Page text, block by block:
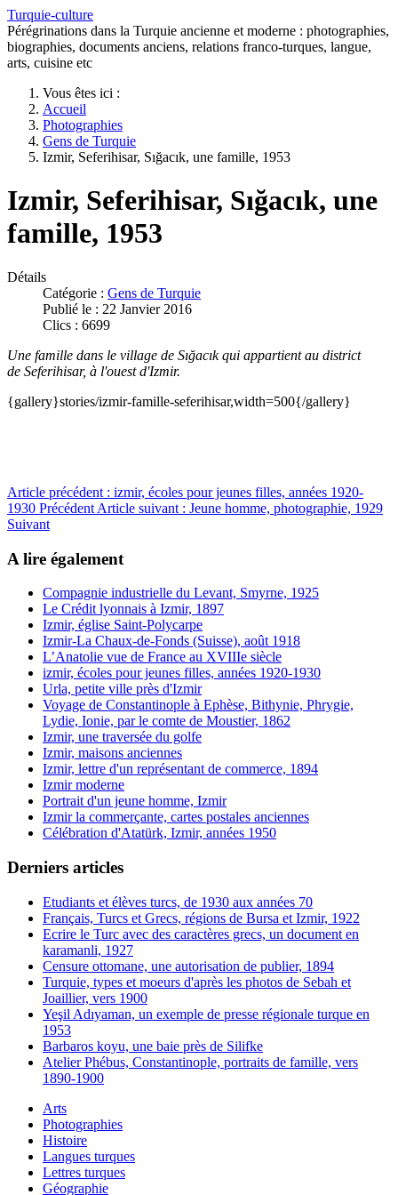
Turquie-culture
Pérégrinations dans la Turquie ancienne et moderne : photographies,
biographies, documents anciens, relations franco-turques, langue,
arts, cuisine etc
Vous êtes ici :
Accueil
Photographies
Gens de Turquie
Izmir, Seferihisar, Sığacık, une famille, 1953
Izmir, Seferihisar, Sığacık, une
famille, 1953
Détails
Catégorie : Gens de Turquie
Publié le : 22 Janvier 2016
Clics : 6699
Une famille dans le village de Sığacık qui appartient au district
de Seferihisar, à l'ouest d'Izmir.
{gallery}stories/izmir-famille-seferihisar,width=500{/gallery}
Article précédent : izmir, écoles pour jeunes filles, années 1920-
1930 Précédent Article suivant : Jeune homme, photographie, 1929
Suivant
A lire également
Compagnie industrielle du Levant, Smyrne, 1925
Le Crédit lyonnais à Izmir, 1897
Izmir, église Saint-Polycarpe
Izmir-La Chaux-de-Fonds (Suisse), août 1918
L’Anatolie vue de France au XVIIIe siècle
izmir, écoles pour jeunes filles, années 1920-1930
Urla, petite ville près d'Izmir
Voyage de Constantinople à Ephèse, Bithynie, Phrygie,
Lydie, Ionie, par le comte de Moustier, 1862
Izmir, une traversée du golfe
Izmir, maisons anciennes
Izmir, lettre d'un représentant de commerce, 1894
Izmir moderne
Portrait d'un jeune homme, Izmir
Izmir la commerçante, cartes postales anciennes
Célébration d'Atatürk, Izmir, années 1950
Derniers articles
Etudiants et élèves turcs, de 1930 aux années 70
Français, Turcs et Grecs, régions de Bursa et Izmir, 1922
Ecrire le Turc avec des caractères grecs, un document en
karamanli, 1927
Censure ottomane, une autorisation de publier, 1894
Turquie, types et moeurs d'après les photos de Sebah et
Joaillier, vers 1900
Yeşil Adıyaman, un exemple de presse régionale turque en
1953
Barbaros koyu, une baie près de Silifke
Atelier Phébus, Constantinople, portraits de famille, vers
1890-1900
Arts
Photographies
Histoire
Langues turques
Lettres turques
Géographie